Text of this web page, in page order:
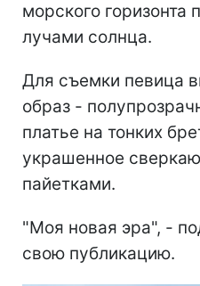
морского горизонта
лучами солнца.
Для съемки певица
образ -
платье на тонких
украшенное
пайетками.
"Моя новая эра", -
свою публикацию.